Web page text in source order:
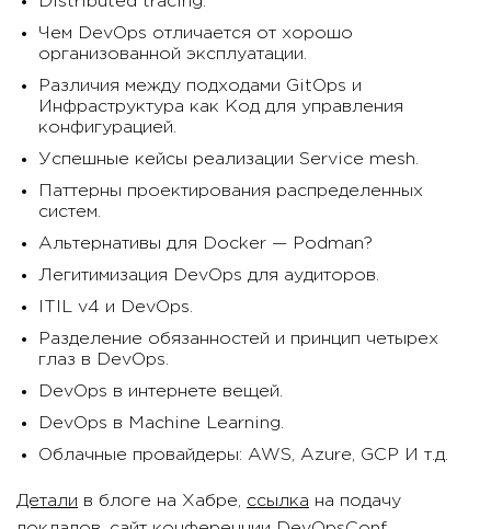
Чем DevOps отличается от хорошо
организованной эксплуатации.
Различия между подходами GitOps и
Инфраструктура как Код для управления
конфигурацией.
Успешные кейсы реализации Service mesh.
Паттерны проектирования распределенных
систем.
Альтернативы для Docker — Podman?
Легитимизация DevOps для аудиторов.
ITIL v4 и DevOps.
Разделение обязанностей и принцип четырех
глаз в DevOps.
DevOps в интернете вещей.
DevOps в Machine Learning.
Облачные провайдеры: AWS, Azure, GCP И т.д.
Детали в блоге на Хабре, ссылка на подачу